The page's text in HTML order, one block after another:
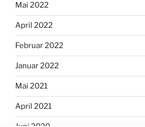
Mai 2022
April 2022
Februar 2022
Januar 2022
Mai 2021
April 2021